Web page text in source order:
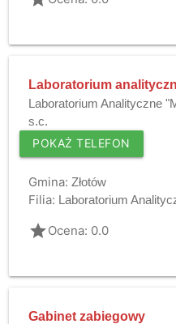
Laboratorium
Laboratorium Analityczne
s.c.
POKAŻ TELEFON
Gmina: Złotów
Filia: Laboratorium
gradeOcena: 0.0
Gabinet zabiegowy